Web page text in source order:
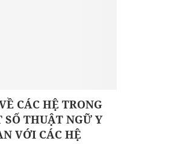
CÁC HỆ TRONG
SỐ THUẬT NGỮ Y
VỚI CÁC HỆ